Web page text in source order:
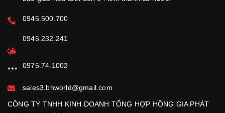
0945.500.700
0945.232.241
0975.74.1002
sales3.bhworld@gmail.com
CÔNG TY TNHH KINH DOANH TỔNG HỢP HỒNG GIA PHÁT